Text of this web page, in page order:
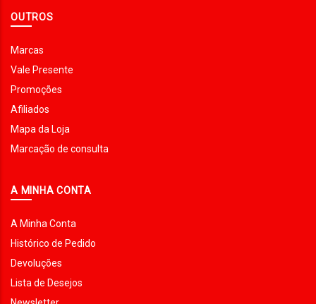
OUTROS
Marcas
Vale Presente
Promoções
Afiliados
Mapa da Loja
Marcação de consulta
A MINHA CONTA
A Minha Conta
Histórico de Pedido
Devoluções
Lista de Desejos